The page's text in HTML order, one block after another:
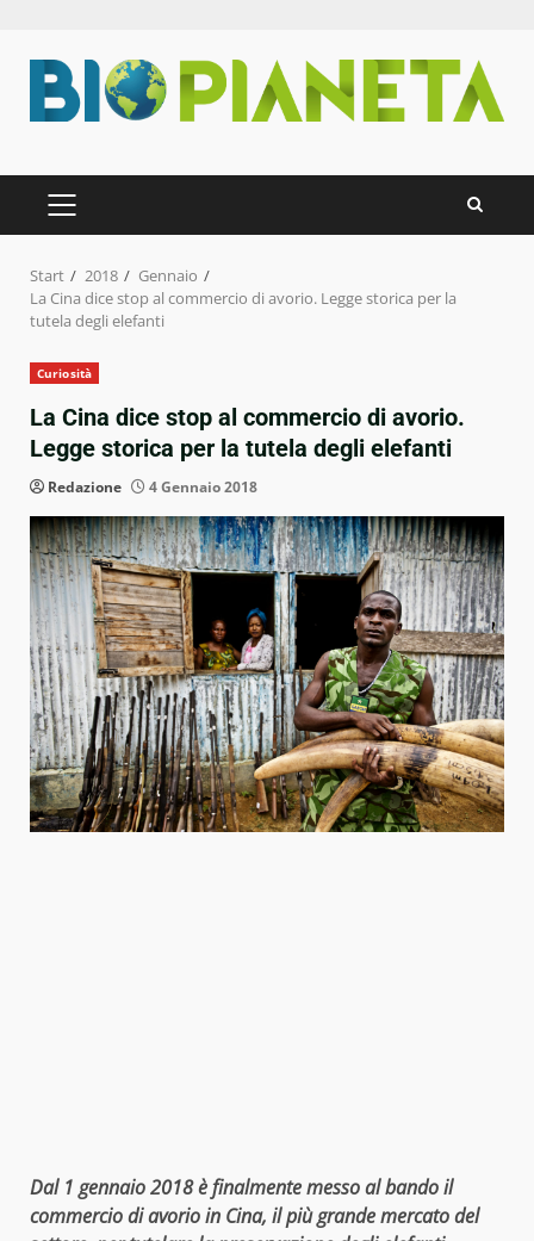
Inhalt
springen
PRIMÄRES
MENÜ
Start 2018
Gennaio
La Cina dice stop al commercio di avorio. Legge storica per la
tutela degli elefanti
Curiosità
La Cina dice stop al commercio di avorio.
Legge storica per la tutela degli elefanti
Redazione 4 Gennaio 2018
Dal 1 gennaio 2018 è finalmente messo al bando il
commercio di avorio in Cina, il più grande mercato del